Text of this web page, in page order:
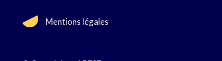
Mentions légales